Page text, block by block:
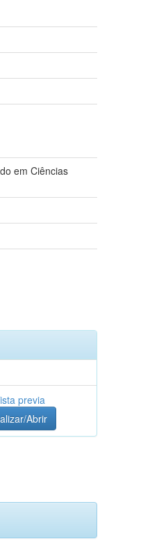
em Ciências
Abrir